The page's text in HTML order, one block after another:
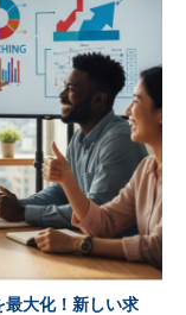
最大化！新しい求